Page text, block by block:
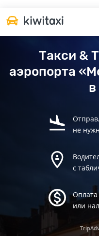
Такси &
аэропорта
не
с
Оплата
или